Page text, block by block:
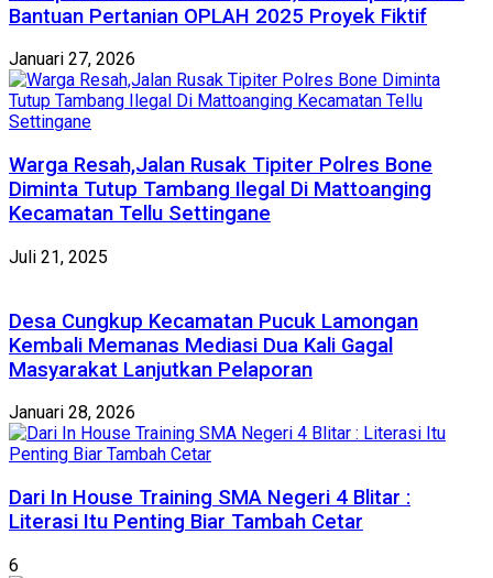
Bantuan Pertanian OPLAH 2025 Proyek Fiktif
Januari 27, 2026
Warga Resah,Jalan Rusak Tipiter Polres Bone
Diminta Tutup Tambang Ilegal Di Mattoanging
Kecamatan Tellu Settingane
Juli 21, 2025
Desa Cungkup Kecamatan Pucuk Lamongan
Kembali Memanas Mediasi Dua Kali Gagal
Masyarakat Lanjutkan Pelaporan
Januari 28, 2026
Dari In House Training SMA Negeri 4 Blitar :
Literasi Itu Penting Biar Tambah Cetar
6